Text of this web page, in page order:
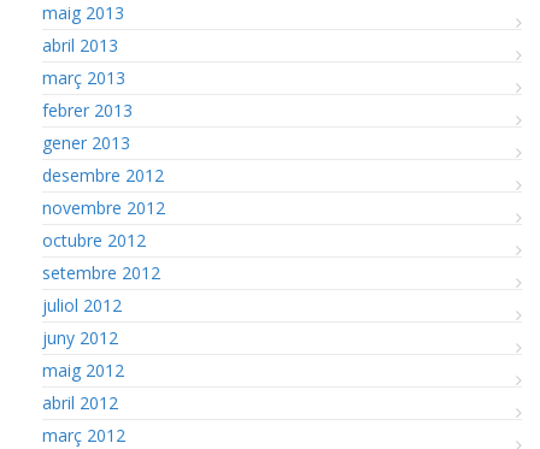
maig 2013
abril 2013
març 2013
febrer 2013
gener 2013
desembre 2012
novembre 2012
octubre 2012
setembre 2012
juliol 2012
juny 2012
maig 2012
abril 2012
març 2012